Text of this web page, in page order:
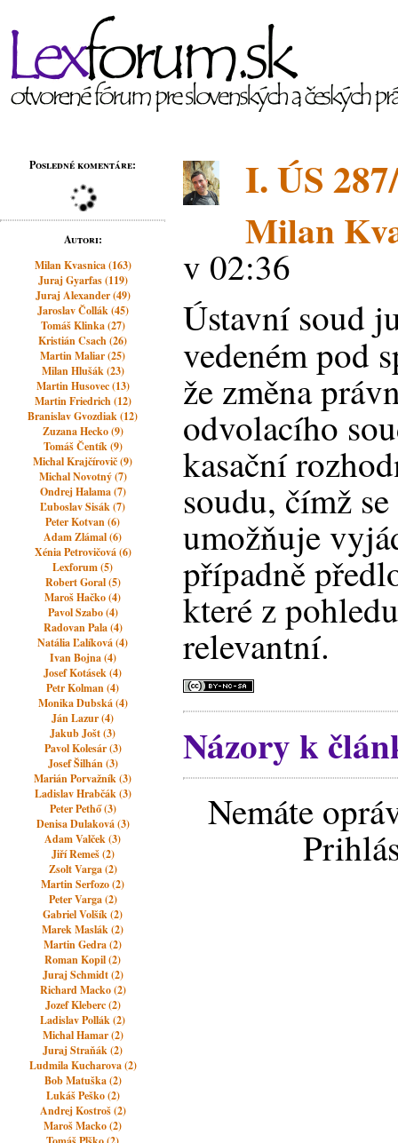
Posledné komentáre:
Autori:
Milan Kvasnica (163)
Juraj Gyarfas (119)
Juraj Alexander (49)
Jaroslav Čollák (45)
Tomáš Klinka (27)
Kristián Csach (26)
Martin Maliar (25)
Milan Hlušák (23)
Martin Husovec (13)
Martin Friedrich (12)
Branislav Gvozdiak (12)
Zuzana Hecko (9)
Tomáš Čentík (9)
Michal Krajčírovič (9)
Michal Novotný (7)
Ondrej Halama (7)
Ľuboslav Sisák (7)
Peter Kotvan (6)
Adam Zlámal (6)
Xénia Petrovičová (6)
Lexforum (5)
Robert Goral (5)
Maroš Hačko (4)
Pavol Szabo (4)
Radovan Pala (4)
Natália Ľalíková (4)
Ivan Bojna (4)
Josef Kotásek (4)
Petr Kolman (4)
Monika Dubská (4)
Ján Lazur (4)
Jakub Jošt (3)
Pavol Kolesár (3)
Josef Šilhán (3)
Marián Porvažník (3)
Ladislav Hrabčák (3)
Peter Pethő (3)
Denisa Dulaková (3)
Adam Valček (3)
Jiří Remeš (2)
Zsolt Varga (2)
Martin Serfozo (2)
Peter Varga (2)
Gabriel Volšík (2)
Marek Maslák (2)
Martin Gedra (2)
Roman Kopil (2)
Juraj Schmidt (2)
Richard Macko (2)
Jozef Kleberc (2)
Ladislav Pollák (2)
Michal Hamar (2)
Juraj Straňák (2)
Ludmila Kucharova (2)
Bob Matuška (2)
Lukáš Peško (2)
Andrej Kostroš (2)
Maroš Macko (2)
I. ÚS
Milan
v 02:36
Ústavní soud
vedeném pod
že změna
odvolacího
kasační
soudu, čímž
umožňuje
případně
které z
relevantní.
Názory k
Nemáte